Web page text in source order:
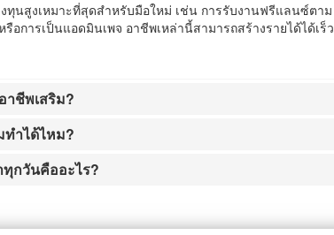
ทุนสูงเหมาะที่สุดสำหรับมือใหม่ เช่น การรับงานฟรีแลนซ์ตาม
อการเป็นแอดมินเพจ อาชีพเหล่านี้สามารถสร้างรายได้ได้เร็ว
าชีพเสริม?
ทำได้ไหม?
ทุกวันคืออะไร?